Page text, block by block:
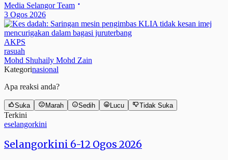
Media Selangor Team
3 Ogos 2026
AKPS
rasuah
Mohd Shuhaily Mohd Zain
Kategorinasional
Apa reaksi anda?
Suka Marah Sedih Lucu Tidak Suka
Terkini
eselangorkini
Selangorkini 6-12 Ogos 2026